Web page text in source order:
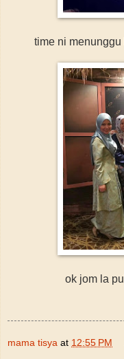
time ni
ok jom la
mama tisya at 12:55 PM